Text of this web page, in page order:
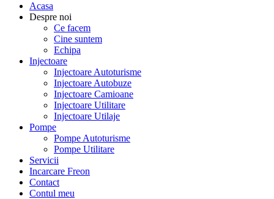
Acasa
Despre noi
Ce facem
Cine suntem
Echipa
Injectoare
Injectoare Autoturisme
Injectoare Autobuze
Injectoare Camioane
Injectoare Utilitare
Injectoare Utilaje
Pompe
Pompe Autoturisme
Pompe Utilitare
Servicii
Incarcare Freon
Contact
Contul meu